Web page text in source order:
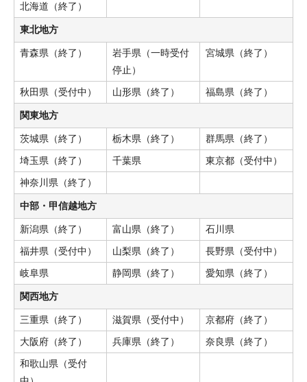
北海道（終了）
東北地方
青森県（終了）
岩手県（一時受付
停止）
宮城県（終了）
秋田県（受付中） 山形県（終了） 福島県（終了）
関東地方
茨城県（終了） 栃木県（終了）
群馬県（終了）
埼玉県（終了）
千葉県
東京都（受付中）
神奈川県（終了）
中部・甲信越地方
新潟県（終了） 富山県（終了）
石川県
福井県（受付中）
山梨県（終了）
長野県（受付中）
岐阜県
静岡県（終了） 愛知県（終了）
関西地方
三重県（終了） 滋賀県（受付中）
京都府（終了）
大阪府（終了）
兵庫県（終了）
奈良県（終了）
和歌山県（受付